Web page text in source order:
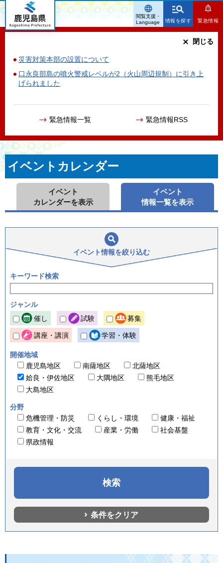
鹿児島県
情報を探す 緊急情報
災害対策本部の設置について
口永良部島の噴火警戒レベルが2（火山周辺規制）に引き上
げられました
緊急情報一覧 緊急情報RSS
閉じる
閲覧支援・
Language
イベントカレンダー
イベント
カレンダーを表示
イベント
情報一覧を表示
イベント情報を絞り込む
キーワード検索
ジャンル
催し
試験 募集
講座・講演 学習・体験
開催地域
鹿児島地区
南薩地区
北薩地区
姶良・伊佐地区
大隅地区
熊毛地区
大島地区
分野
危機管理・防災
くらし・環境
健康・福祉
教育・文化・交流
産業・労働
社会基盤
県政情報
条件をクリア